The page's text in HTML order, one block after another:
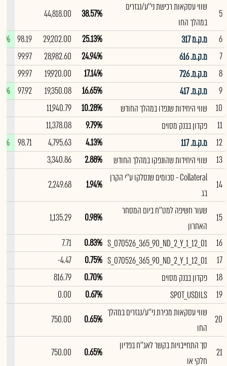
5
שווי עסקאות רכישת ני''ע/נגזרים
במהלך החו
38.57%
44,818.00
6
מ.ק.מ 317 25.13%
29,202.00
98.19
7
מ.ק.מ. 616 24.94%
28,982.60
99.97
8
מ.ק.מ. 726 17.14%
19,920.00
99.97
9
מ.ק.מ. 417 16.65%
19,350.08
97.92
10
שווי היחידות שנפדו במהלך החודש 10.28%
11,940.79
11
פקדון בבנק מסוים 9.79%
11,378.08
12
מ.ק.מ. 117 4.13%
4,795.63
98.71
13
שווי היחידות שהונפקו במהלך החודש 2.88%
3,340.86
14
Collateral - סכומים שנסלקו ע''י הקרן
בג
1.94%
2,249.68
15
שעור חשיפה למט''ח ביום המסחר
האחרון
0.98%
1,135.29
16
S_070526_365_90_ND_2_Y_1_12_01
0.83%
7.71
17
S_070526_365_90_ND_2_Y_1_12_01
0.75%
-4.47
18
פקדון בבנק מסוים 0.70%
816.79
19
SPOT_USDILS
0.67%
0.00
20
שווי עסקאות מכירת ני''ע/נגזרים במהלך
החו
0.65%
750.00
21
סך התחייבויות בקשר לאג''ח בפדיון
חלקי או
0.65%
750.00